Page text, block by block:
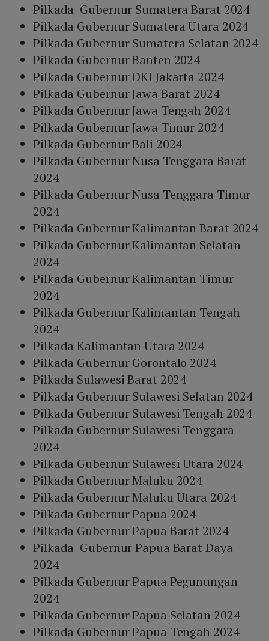
Pilkada Gubernur Sumatera Barat 2024
Pilkada Gubernur Sumatera Utara 2024
Pilkada Gubernur Sumatera Selatan 2024
Pilkada Gubernur Banten 2024
Pilkada Gubernur DKI Jakarta 2024
Pilkada Gubernur Jawa Barat 2024
Pilkada Gubernur Jawa Tengah 2024
Pilkada Gubernur Jawa Timur 2024
Pilkada Gubernur Bali 2024
Pilkada Gubernur Nusa Tenggara Barat
2024
Pilkada Gubernur Nusa Tenggara Timur
2024
Pilkada Gubernur Kalimantan Barat 2024
Pilkada Gubernur Kalimantan Selatan
2024
Pilkada Gubernur Kalimantan Timur
2024
Pilkada Gubernur Kalimantan Tengah
2024
Pilkada Kalimantan Utara 2024
Pilkada Gubernur Gorontalo 2024
Pilkada Sulawesi Barat 2024
Pilkada Gubernur Sulawesi Selatan 2024
Pilkada Gubernur Sulawesi Tengah 2024
Pilkada Gubernur Sulawesi Tenggara
2024
Pilkada Gubernur Sulawesi Utara 2024
Pilkada Gubernur Maluku 2024
Pilkada Gubernur Maluku Utara 2024
Pilkada Gubernur Papua 2024
Pilkada Gubernur Papua Barat 2024
Pilkada Gubernur Papua Barat Daya
2024
Pilkada Gubernur Papua Pegunungan
2024
Pilkada Gubernur Papua Selatan 2024
Pilkada Gubernur Papua Tengah 2024